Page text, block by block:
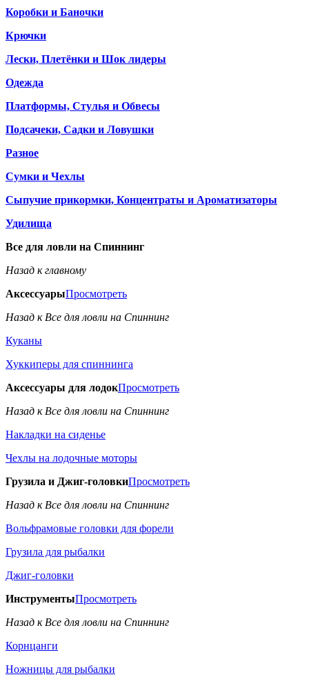
Коробки и Баночки
Крючки
Лески, Плетёнки и Шок лидеры
Одежда
Платформы, Стулья и Обвесы
Подсачеки, Садки и Ловушки
Разное
Сумки и Чехлы
Сыпучие прикормки, Концентраты и Ароматизаторы
Удилища
Все для ловли на Спиннинг
Назад к главному
АксессуарыПросмотреть
Назад к Все для ловли на Спиннинг
Куканы
Хуккиперы для спиннинга
Аксессуары для лодокПросмотреть
Назад к Все для ловли на Спиннинг
Накладки на сиденье
Чехлы на лодочные моторы
Грузила и Джиг-головкиПросмотреть
Назад к Все для ловли на Спиннинг
Вольфрамовые головки для форели
Грузила для рыбалки
Джиг-головки
ИнструментыПросмотреть
Назад к Все для ловли на Спиннинг
Корнцанги
Ножницы для рыбалки